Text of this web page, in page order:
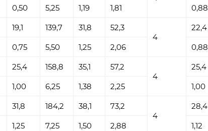
0,50 5,25 1,19 1,81 0,88
19,1 139,7 31,8
52,3
4
22,4
0,75 5,50 1,25 2,06 0,88
25,4 158,8 35,1
57,2
4
25,4
1,00 6,25 1,38 2,25 1,00
31,8 184,2 38,1
73,2
4
28,4
1,25 7,25 1,50 2,88 1,12